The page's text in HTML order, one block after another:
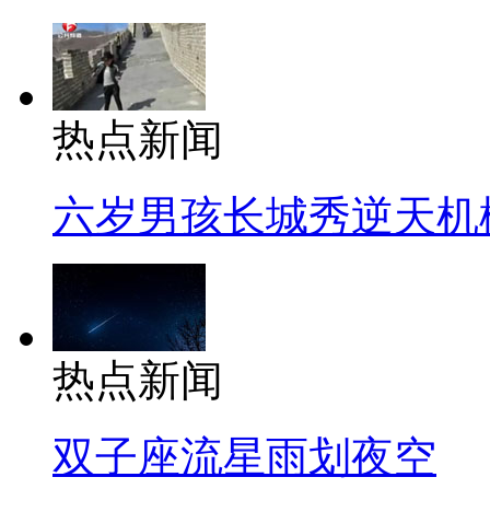
热点新闻
六岁男孩长城秀逆天机
热点新闻
双子座流星雨划夜空